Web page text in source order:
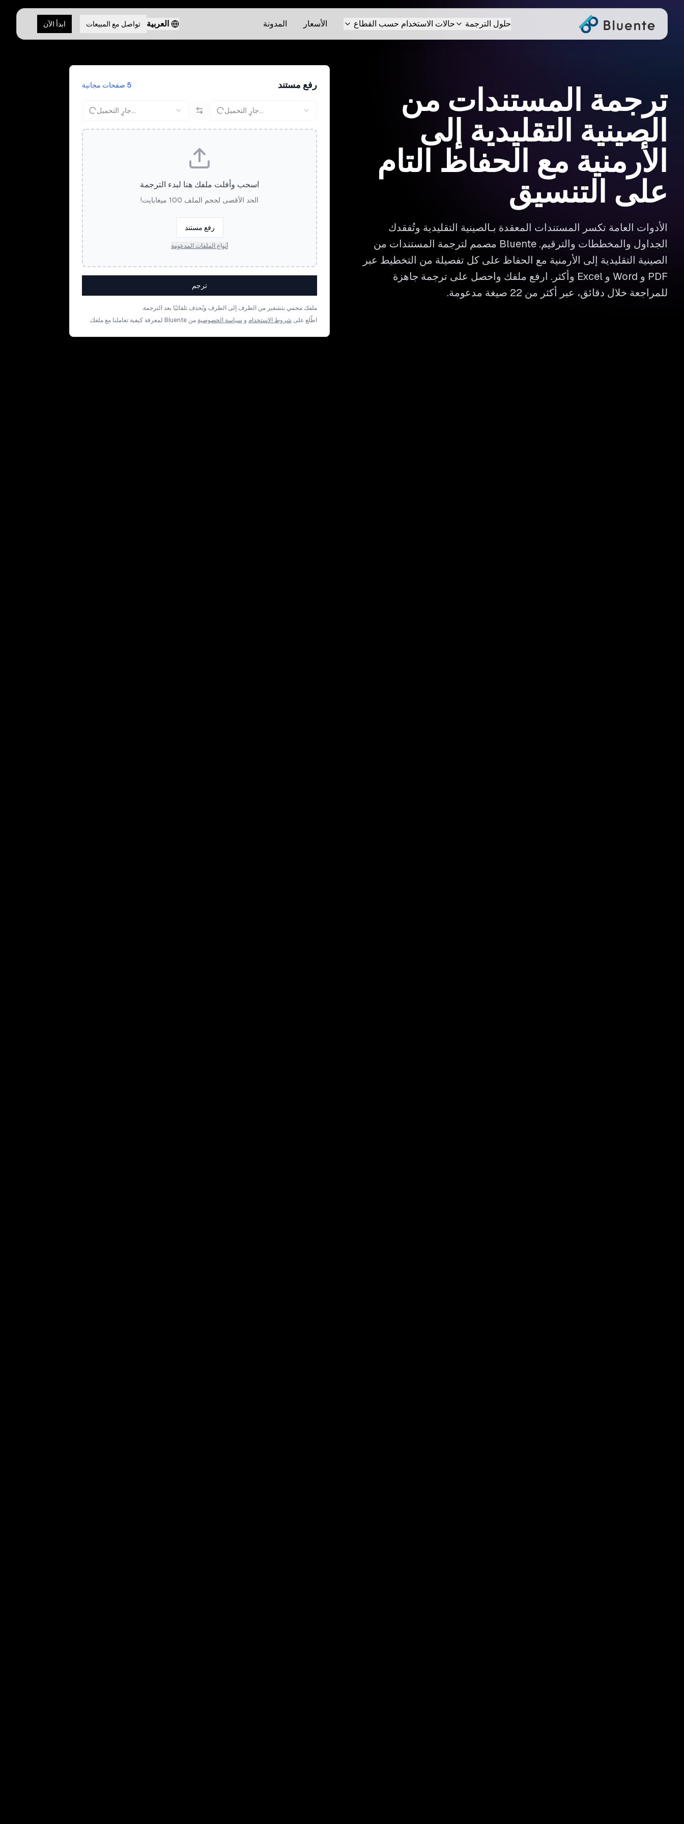
حلول الترجمة حالات الاستخدام حسب القطاع الأسعار المدونة العربية تواصل مع المبيعات ابدأ الآن
ترجمة المستندات من
الصينية التقليدية إلى
الأرمنية مع الحفاظ التام
على التنسيق
الأدوات العامة تكسر المستندات المعقدة بـالصينية التقليدية وتُفقدك
الجداول والمخططات والترقيم. Bluente مصمم لترجمة المستندات من
الصينية التقليدية إلى الأرمنية مع الحفاظ على كل تفصيلة من التخطيط عبر
PDF و Word و Excel وأكثر. ارفع ملفك واحصل على ترجمة جاهزة
للمراجعة خلال دقائق، عبر أكثر من 22 صيغة مدعومة.
رفع مستند 5 صفحات مجانية
جارٍ التحميل... جارٍ التحميل...
اسحب وأفلت ملفك هنا لبدء الترجمة
الحد الأقصى لحجم الملف 100 ميغابايت!
رفع مستند
أنواع الملفات المدعومة
ترجم
ملفك محمي بتشفير من الطرف إلى الطرف ويُحذف تلقائيًا بعد الترجمة.
اطّلع على شروط الاستخدام و سياسة الخصوصية من Bluente لمعرفة كيفية تعاملنا مع ملفك.